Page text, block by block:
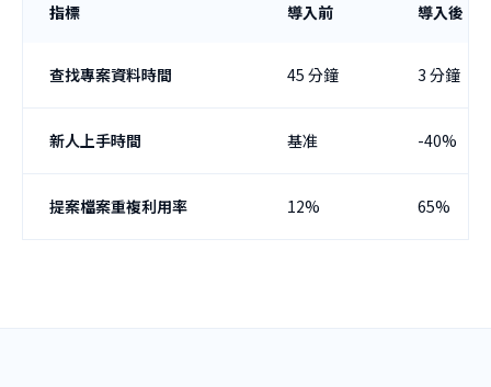
指標 導入前 導入後
查找專案資料時間 45 分鐘 3 分鐘
新人上手時間 基准 -40%
提案檔案重複利用率 12% 65%